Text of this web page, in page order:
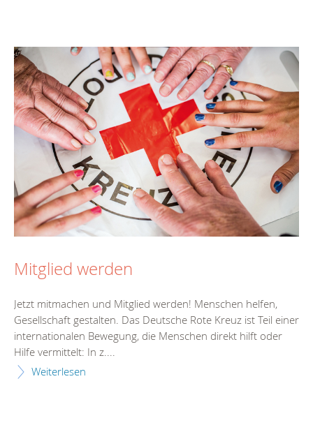
Mitglied werden
Jetzt mitmachen und Mitglied werden! Menschen helfen,
Gesellschaft gestalten. Das Deutsche Rote Kreuz ist Teil einer
internationalen Bewegung, die Menschen direkt hilft oder
Hilfe vermittelt: In z....
Weiterlesen